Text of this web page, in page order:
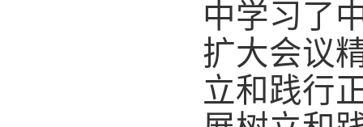
中学习 了
扩大会议
立和践行